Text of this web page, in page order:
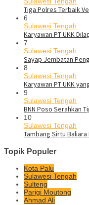
Tiga Polres Terbaik
6
Sulawesi Tengah
Karyawan PT UKK
7
Sulawesi Tengah
Sayap Jembatan
8
Sulawesi Tengah
Karyawan PT UKK
9
Sulawesi Tengah
BNN Poso Serahkan
10
Sulawesi Tengah
Tambang Sirtu
Topik Populer
Kota Palu
Sulawesi Tengah
Sulteng
Parigi Moutong
Ahmad Ali